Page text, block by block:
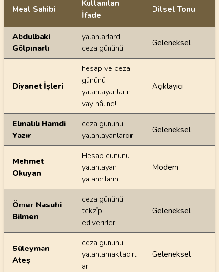
Ayetin meallerindeki dilsel farklılıklar
Meal Sahibi
Kullanılan
İfade
Dilsel Tonu
Abdulbaki
Gölpınarlı
yalanlarlardı
ceza gününü
Geleneksel
Diyanet İşleri
hesap ve ceza
gününü
yalanlayanların
vay hâline!
Açıklayıcı
Elmalılı Hamdi
Yazır
ceza gününü
yalanlayanlardır
Geleneksel
Mehmet
Okuyan
Hesap gününü
yalanlayan
yalancıların
Modern
Ömer Nasuhi
Bilmen
ceza gününü
tekzîp
ediverirler
Geleneksel
Süleyman
Ateş
ceza gününü
yalanlamaktadırl
ar
Geleneksel